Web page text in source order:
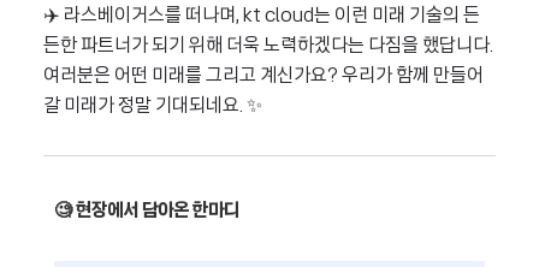
✈️ 라스베이거스를 떠나며, kt cloud는 이런 미래 기술의 든
든한 파트너가 되기 위해 더욱 노력하겠다는 다짐을 했답니다.
여러분은 어떤 미래를 그리고 계신가요? 우리가 함께 만들어
갈 미래가 정말 기대되네요. ✨
🧐 현장에서 담아온 한마디